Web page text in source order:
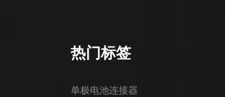
热门标签
单极电池连接器